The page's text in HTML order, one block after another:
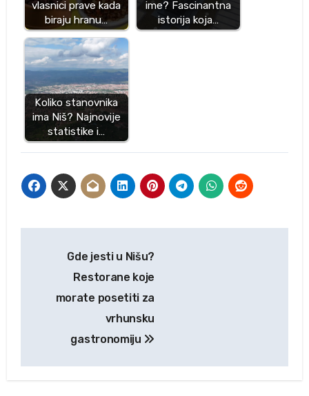
vlasnici prave kada
biraju hranu…
ime? Fascinantna
istorija koja…
Koliko stanovnika
ima Niš? Najnovije
statistike i…
članka
Gde jesti u Nišu?
Restorane koje
morate posetiti za
vrhunsku
gastronomiju